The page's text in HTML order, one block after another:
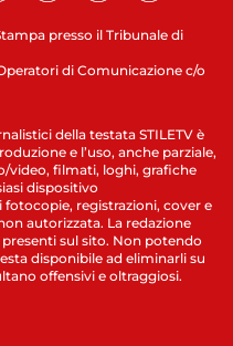
presso il Tribunale di
di Comunicazione c/o
della testata STILETV è
e l’uso, anche parziale,
video, filmati, loghi, grafiche
dispositivo
registrazioni, cover e
autorizzata. La redazione
sul sito. Non potendo
disponibile ad eliminarli su
offensivi e oltraggiosi.